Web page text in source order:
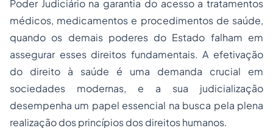
Poder Judiciário na garantia do acesso a tratamentos
médicos, medicamentos e procedimentos de saúde,
quando os demais poderes do Estado falham em
assegurar esses direitos fundamentais. A efetivação
do direito à saúde é uma demanda crucial em
sociedades modernas, e a sua judicialização
desempenha um papel essencial na busca pela plena
realização dos princípios dos direitos humanos.